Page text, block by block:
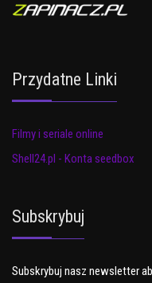
Przydatne Linki
Filmy i seriale online
Shell24.pl - Konta seedbox
Subskrybuj
Subskrybuj nasz newsletter